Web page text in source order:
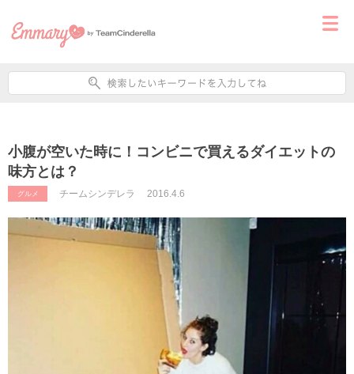
小腹が空いた時に！コンビニで買えるダイエットの
味方とは？
グルメ チームシンデレラ 2016.4.6